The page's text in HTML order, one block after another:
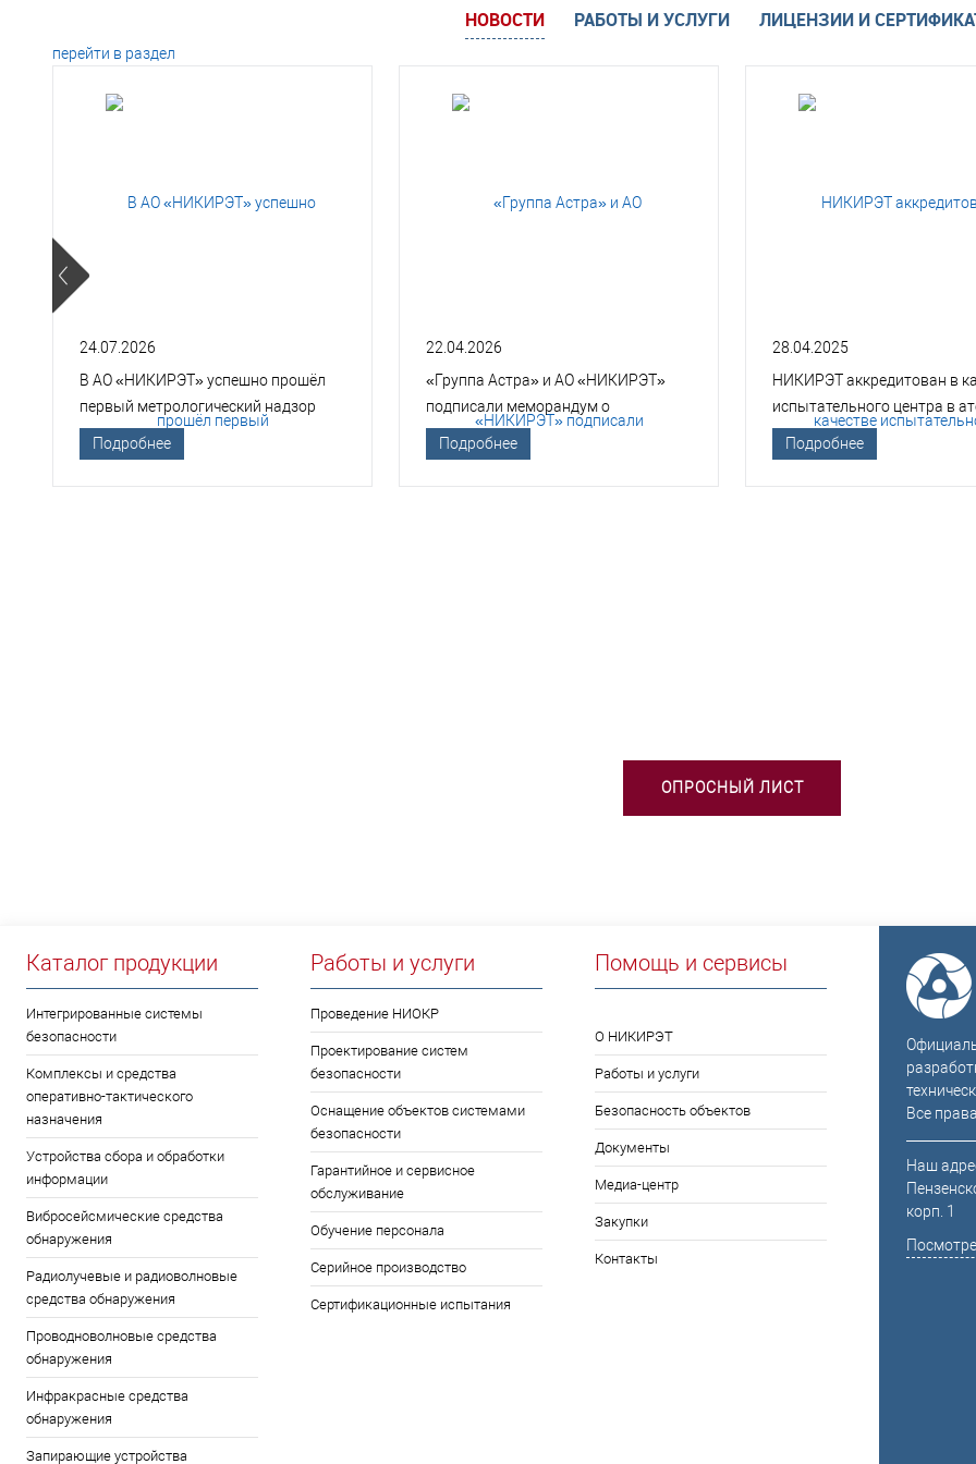
НОВОСТИ РАБОТЫ И УСЛУГИ ЛИЦЕНЗИИ И
перейти в раздел
24.07.2026
В АО «НИКИРЭТ» успешно прошёл
первый метрологический надзор
Госкорпорации «Росатом»
Подробнее
22.04.2026
«Группа Астра» и АО «НИКИРЭТ»
подписали меморандум о
технологическом сотрудничестве
Подробнее
28.04.2025
НИКИРЭТ аккредитован в
испытательного центра в
отрасли
Подробнее
ОПРОСНЫЙ ЛИСТ
Каталог продукции
Интегрированные системы
безопасности
Комплексы и средства
оперативно-тактического
назначения
Устройства сбора и обработки
информации
Вибросейсмические средства
обнаружения
Радиолучевые и радиоволновые
средства обнаружения
Проводноволновые средства
обнаружения
Инфракрасные средства
обнаружения
Запирающие устройства
Работы и услуги
Проведение НИОКР
Проектирование систем
безопасности
Оснащение объектов системами
безопасности
Гарантийное и сервисное
обслуживание
Обучение персонала
Серийное производство
Сертификационные испытания
Помощь и сервисы
О НИКИРЭТ
Работы и услуги
Безопасность объектов
Документы
Медиа-центр
Закупки
Контакты
Все
Наш
корп. 1